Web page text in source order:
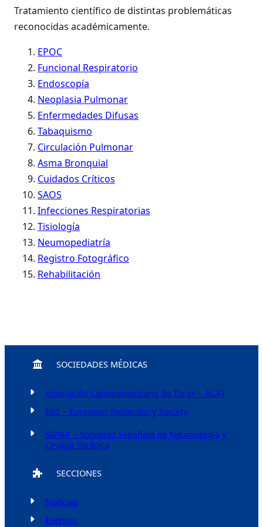
Tratamiento científico de distintas problemáticas
reconocidas académicamente.
EPOC
Funcional Respiratorio
Endoscopía
Neoplasia Pulmonar
Enfermedades Difusas
Tabaquismo
Circulación Pulmonar
Asma Bronquial
Cuidados Críticos
SAOS
Infecciones Respiratorias
Tisiología
Neumopediatría
Registro Fotográfico
Rehabilitación
SOCIEDADES MÉDICAS
Asociación Latinoamericana de Torax – ALAT
ERS – European Respiratory Society
SEPAR – Sociedad Española de Neumología y
Cirugía Torácica
SECCIONES
Noticias
Eventos